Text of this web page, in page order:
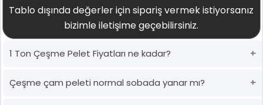
Tablo dışında değerler için sipariş vermek istiyorsanız
bizimle iletişime geçebilirsiniz.
1 Ton Çeşme Pelet Fiyatları ne kadar?
Çeşme çam peleti normal sobada yanar mı?